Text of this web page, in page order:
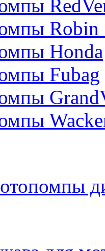
Robin
Honda
Fubag